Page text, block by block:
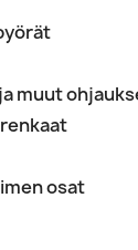
muut
osat